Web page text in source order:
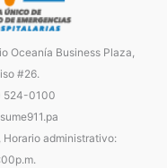
Oceanía Business Plaza,
#26.
524-0100
Horario administrativo: